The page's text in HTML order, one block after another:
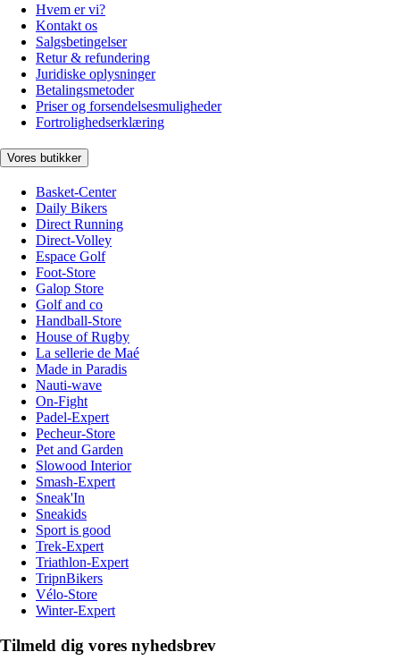
Hvem er vi?
Kontakt os
Salgsbetingelser
Retur & refundering
Juridiske oplysninger
Betalingsmetoder
Priser og forsendelsesmuligheder
Fortrolighedserklæring
Vores butikker
Basket-Center
Daily Bikers
Direct Running
Direct-Volley
Espace Golf
Foot-Store
Galop Store
Golf and co
Handball-Store
House of Rugby
La sellerie de Maé
Made in Paradis
Nauti-wave
On-Fight
Padel-Expert
Pecheur-Store
Pet and Garden
Slowood Interior
Smash-Expert
Sneak'In
Sneakids
Sport is good
Trek-Expert
Triathlon-Expert
TripnBikers
Vélo-Store
Winter-Expert
Tilmeld dig vores nyhedsbrev